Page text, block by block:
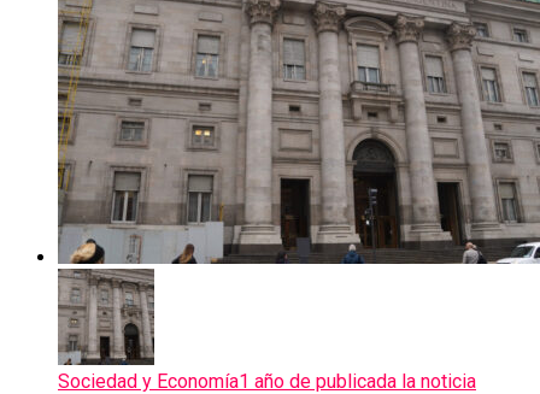
Sociedad y Economía1 año de publicada la noticia